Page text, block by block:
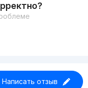
Написать отзыв